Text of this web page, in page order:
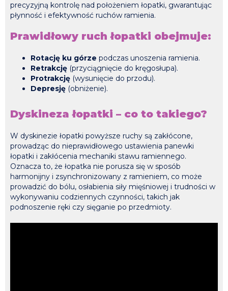
precyzyjną kontrolę nad położeniem łopatki, gwarantując
płynność i efektywność ruchów ramienia.
Prawidłowy ruch łopatki obejmuje:
Rotację ku górze podczas unoszenia ramienia.
Retrakcję (przyciągnięcie do kręgosłupa).
Protrakcję (wysunięcie do przodu).
Depresję (obniżenie).
Dyskineza łopatki – co to takiego?
W dyskinezie łopatki powyższe ruchy są zakłócone,
prowadząc do nieprawidłowego ustawienia panewki
łopatki i zakłócenia mechaniki stawu ramiennego.
Oznacza to, że łopatka nie porusza się w sposób
harmonijny i zsynchronizowany z ramieniem, co może
prowadzić do bólu, osłabienia siły mięśniowej i trudności w
wykonywaniu codziennych czynności, takich jak
podnoszenie ręki czy sięganie po przedmioty.